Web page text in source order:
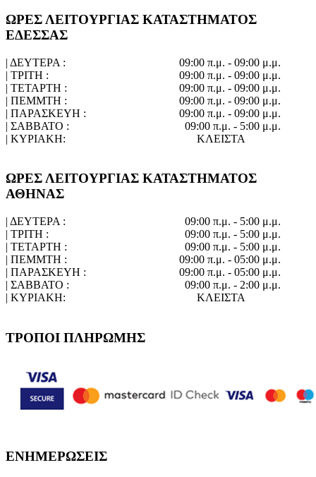
ΩΡΕΣ ΛΕΙΤΟΥΡΓΙΑΣ ΚΑΤΑΣΤΗΜΑΤΟΣ
ΕΔΕΣΣΑΣ
| ΔΕΥΤΕΡΑ :
09:00 π.μ. - 09:00 μ.μ.
| ΤΡΙΤΗ :
09:00 π.μ. - 09:00 μ.μ.
| ΤΕΤΑΡΤΗ :
09:00 π.μ. - 09:00 μ.μ.
| ΠΕΜΜΤΗ :
09:00 π.μ. - 09:00 μ.μ.
| ΠΑΡΑΣΚΕΥΗ :
09:00 π.μ. - 09:00 μ.μ.
| ΣΑΒΒΑΤΟ :
09:00 π.μ. - 5:00 μ.μ.
| ΚΥΡΙΑΚΗ:
ΚΛΕΙΣΤΑ
ΩΡΕΣ ΛΕΙΤΟΥΡΓΙΑΣ ΚΑΤΑΣΤΗΜΑΤΟΣ
ΑΘΗΝΑΣ
| ΔΕΥΤΕΡΑ :
09:00 π.μ. - 5:00 μ.μ.
| ΤΡΙΤΗ :
09:00 π.μ. - 5:00 μ.μ.
| ΤΕΤΑΡΤΗ :
09:00 π.μ. - 5:00 μ.μ.
| ΠΕΜΜΤΗ :
09:00 π.μ. - 05:00 μ.μ.
| ΠΑΡΑΣΚΕΥΗ :
09:00 π.μ. - 05:00 μ.μ.
| ΣΑΒΒΑΤΟ :
09:00 π.μ. - 2:00 μ.μ.
| ΚΥΡΙΑΚΗ:
ΚΛΕΙΣΤΑ
ΤΡΟΠΟΙ ΠΛΗΡΩΜΗΣ
ΕΝΗΜΕΡΩΣΕΙΣ